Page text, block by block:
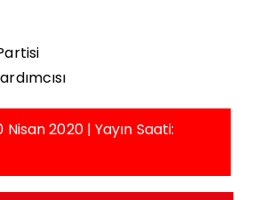
Nisan 2020 | Yayın Saati: